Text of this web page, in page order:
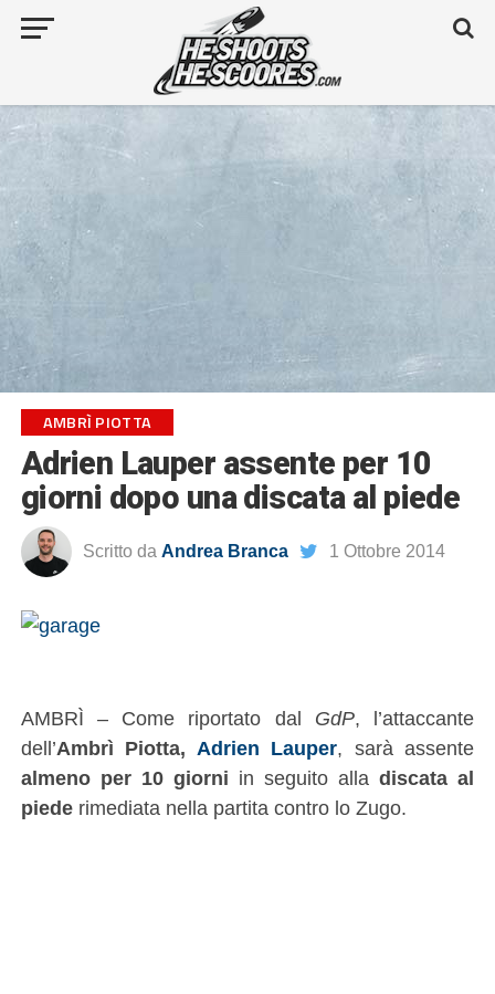
AMBRÌ PIOTTA
Adrien Lauper assente per 10
giorni dopo una discata al piede
Scritto da Andrea Branca 1 Ottobre 2014
AMBRÌ – Come riportato dal GdP, l’attaccante
dell’Ambrì Piotta, Adrien Lauper, sarà assente
almeno per 10 giorni in seguito alladiscata al
piederimediata nella partita contro lo Zugo.